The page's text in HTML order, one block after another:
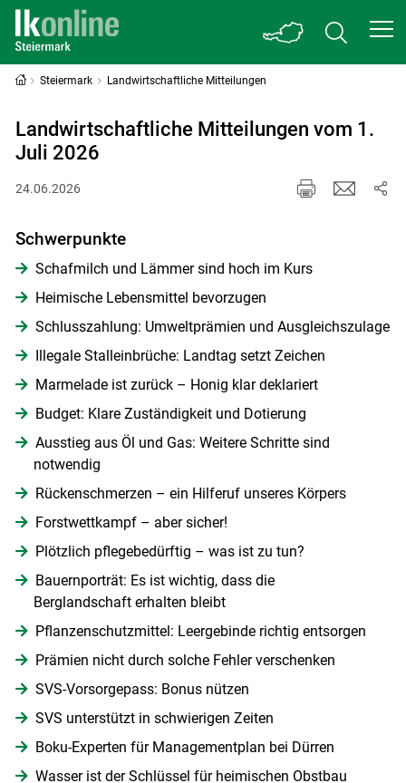
Steiermark Landwirtschaftliche Mitteilungen
Landwirtschaftliche Mitteilungen vom 1.
Juli 2026
24.06.2026
Schwerpunkte
Schafmilch und Lämmer sind hoch im Kurs
Heimische Lebensmittel bevorzugen
Schlusszahlung: Umweltprämien und Ausgleichszulage
Illegale Stalleinbrüche: Landtag setzt Zeichen
Marmelade ist zurück – Honig klar deklariert
Budget: Klare Zuständigkeit und Dotierung
Ausstieg aus Öl und Gas: Weitere Schritte sind
notwendig
Rückenschmerzen – ein Hilferuf unseres Körpers
Forstwettkampf – aber sicher!
Plötzlich pflegebedürftig – was ist zu tun?
Bauernporträt: Es ist wichtig, dass die
Berglandschaft erhalten bleibt
Pflanzenschutzmittel: Leergebinde richtig entsorgen
Prämien nicht durch solche Fehler verschenken
SVS-Vorsorgepass: Bonus nützen
SVS unterstützt in schwierigen Zeiten
Boku-Experten für Managementplan bei Dürren
Wasser ist der Schlüssel für heimischen Obstbau